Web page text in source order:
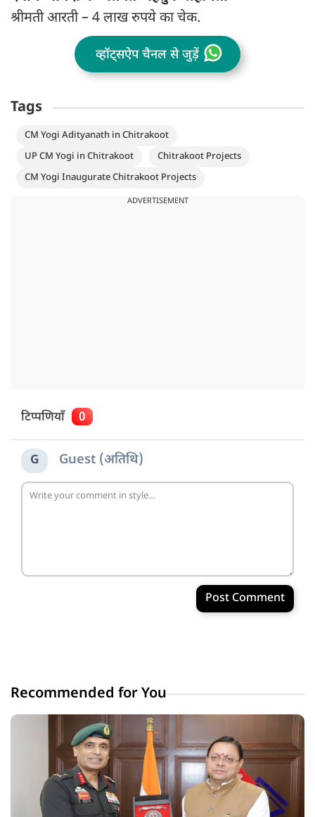
श्रीमती आरती – 4 लाख रुपये का चेक.
व्हॉट्सऐप चैनल से जुड़ें
Tags
CM Yogi Adityanath in Chitrakoot
UP CM Yogi in Chitrakoot
Chitrakoot Projects
CM Yogi Inaugurate Chitrakoot Projects
ADVERTISEMENT
टिप्पणियाँ 0
G Guest (अतिथि)
Post Comment
Recommended for You